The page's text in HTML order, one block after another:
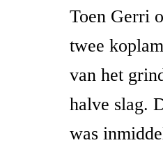
Toen Gerri
twee
van het
halve slag.
was